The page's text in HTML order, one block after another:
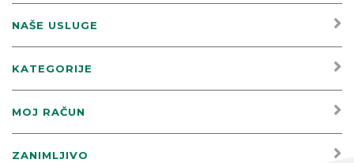
NAŠE USLUGE
KATEGORIJE
MOJ RAČUN
ZANIMLJIVO